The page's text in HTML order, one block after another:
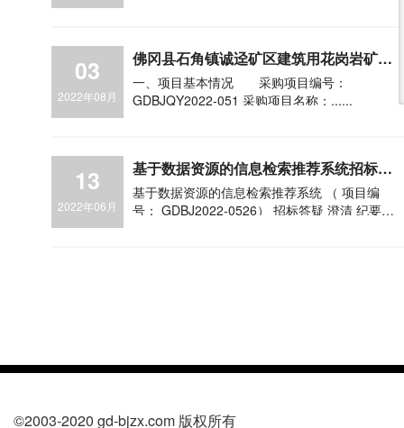
03
2022年08月
佛冈县石角镇诚迳矿区建筑用花岗岩矿前
期储量核实报告及开发利用方案编制工作
项目终止公告
一、项目基本情况 采购项目编号：
GDBJQY2022-051 采购项目名称：......
13
2022年06月
基于数据资源的信息检索推荐系统招标答
疑澄清纪要
基于数据资源的信息检索推荐系统 （ 项目编
号： GDBJ2022-0526） 招标答疑 澄清 纪要
©2003-2020 gd-bjzx.com 版权所有